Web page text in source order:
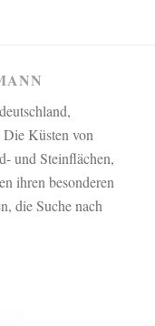
Küsten von
und Steinflächen,
ihren besonderen
die Suche nach